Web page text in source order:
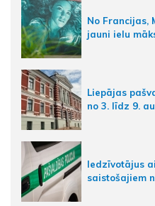
No Francijas,
jauni ielu
Liepājas
no 3. līdz 9.
Iedzīvotājus
saistošajiem